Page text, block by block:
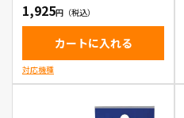
1,925
カートに入れる
対応機種